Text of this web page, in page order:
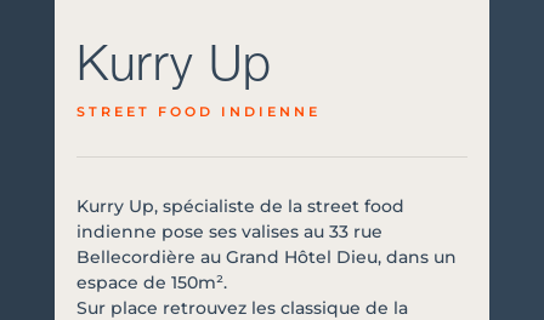
Kurry Up
STREET FOOD INDIENNE
Kurry Up, spécialiste de la street food
indienne pose ses valises au 33 rue
Bellecordière au Grand Hôtel Dieu, dans un
espace de 150m².
Sur place retrouvez les classique de la